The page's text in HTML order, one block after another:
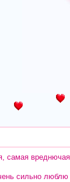
самая
сильно люблю